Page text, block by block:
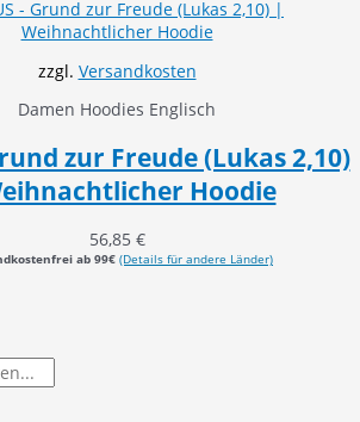
zzgl. Versandkosten
Damen Hoodies Englisch
zur Freude (Lukas 2,10)
Hoodie
56,85 €
ab 99€ (Details für andere Länder)